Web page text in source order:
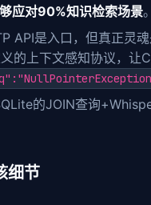
应对90%知识检索场景。
API是入口，但真正灵
的上下文感知协议，让
的JOIN查询
细节